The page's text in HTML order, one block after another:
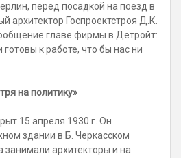
перед посадкой на поезд в
архитектор Госпроектстроя Д.К.
главе фирмы в Детройт:
к работе, что бы нас ни
на политику»
15 апреля 1930 г. Он
здании в Б. Черкасском
занимали архитекторы и на